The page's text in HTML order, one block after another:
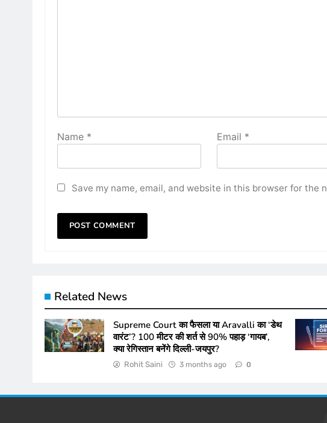
Name * Email *
Save my name, email, and website in this browser for the
Related News
Supreme Court का फैसला या Aravalli का ‘डेथ
वारंट’? 100 मीटर की शर्त से 90% पहाड़ ‘गायब’,
क्या रेगिस्तान बनेंगे दिल्ली-जयपुर?
Rohit Saini 3 months ago 0